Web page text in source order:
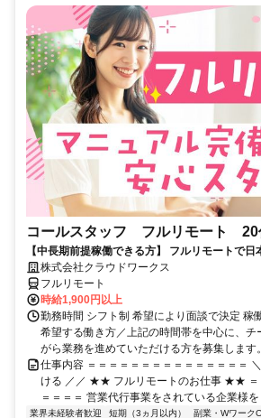
コールスタッフ フルリモート 20
【中長期前提稼働できる方】 フルリモートで
働80時間で安定収入！
株式会社クラウドワークス
フルリモート
時給1,900円以上
勤務時間 シフト制 希望により面談で決定 稼
希望する働き方／上記の時間帯を中心に、チ
がら業務を進めていただける方を募集します
仕事内容 ＝＝＝＝＝＝＝＝＝＝＝＝＝＝＝
ける ／／ ★★ フルリモートのお仕事 ★★ ＝
＝＝＝＝ 営業代行事業をされている企業様
業界未経験者歓迎 短期（3ヵ月以内） 副業・Wワーク